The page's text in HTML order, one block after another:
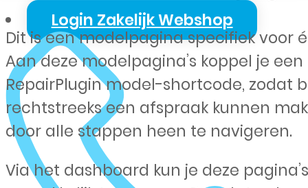
Login Zakelijk Webshop
Dit is een modelpagina specifiek voor
Aan deze modelpagina’s koppel je een
RepairPlugin model-shortcode, zodat
rechtstreeks een afspraak kunnen
door alle stappen heen te navigeren.
Via het dashboard kun je deze pagina’s